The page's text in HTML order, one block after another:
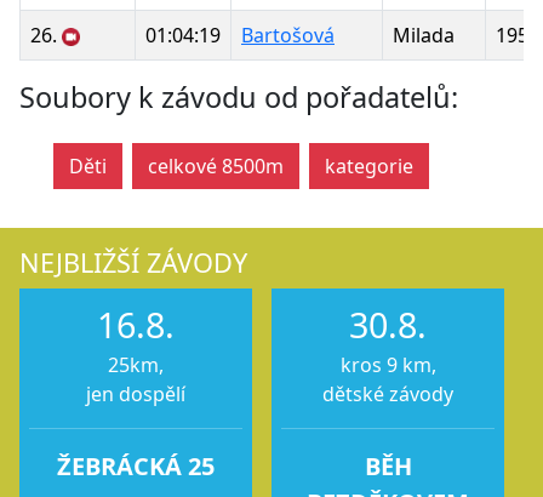
26.
01:04:19 Bartošová Milada 1953
Soubory k závodu od pořadatelů:
Děti celkové 8500m kategorie
NEJBLIŽŠÍ ZÁVODY
16.8.
25km,
jen dospělí
ŽEBRÁCKÁ 25
30.8.
kros 9 km,
dětské závody
BĚH